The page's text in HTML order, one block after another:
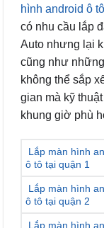
hình android ô tô
có nhu cầu lắp
Auto nhưng lại
cũng như
không thể sắp
gian mà kỹ
khung giờ phù
Lắp màn hình
ô tô tại quận 1
Lắp màn hình
ô tô tại quận 2
Lắp màn hình